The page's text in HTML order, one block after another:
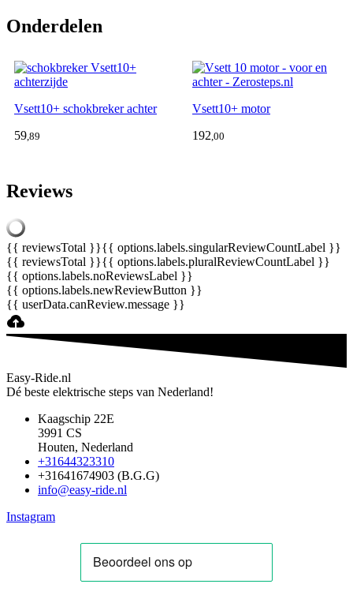
Onderdelen
Vsett10+ schokbreker achter
59 ,89
Vsett10+ motor
192 ,00
Reviews
{{ reviewsTotal }}{{ options.labels.singularReviewCountLabel }}
{{ reviewsTotal }}{{ options.labels.pluralReviewCountLabel }}
{{ options.labels.noReviewsLabel }}
{{ options.labels.newReviewButton }}
{{ userData.canReview.message }}
Easy-Ride.nl
Dé beste elektrische steps van Nederland!
Kaagschip 22E
3991 CS
Houten, Nederland
+31644323310
+31641674903 (B.G.G)
info@easy-ride.nl
Instagram